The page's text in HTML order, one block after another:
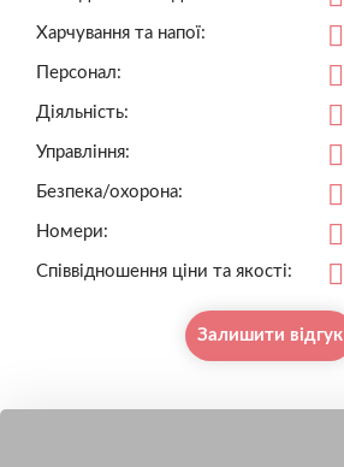
Харчування та напої:
Персонал:
Діяльність:
Управління:
Безпека/охорона:
Номери:
Співвідношення ціни та якості:
Залишити відгук